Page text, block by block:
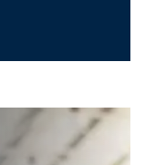
la
vis